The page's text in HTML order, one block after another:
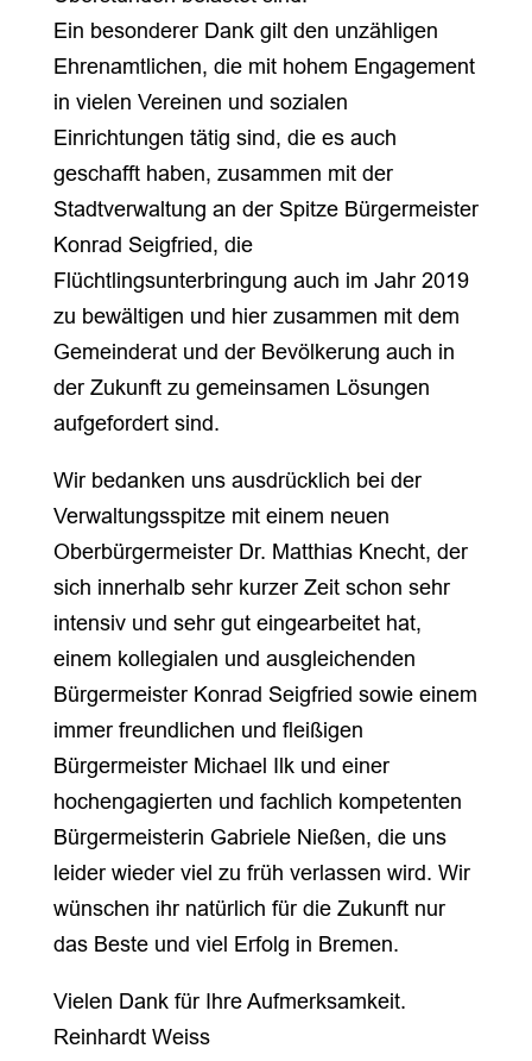
Ein besonderer Dank gilt den unzähligen
Ehrenamtlichen, die mit hohem Engagement
in vielen Vereinen und sozialen
Einrichtungen tätig sind, die es auch
geschafft haben, zusammen mit der
Stadtverwaltung an der Spitze Bürgermeister
Konrad Seigfried, die
Flüchtlingsunterbringung auch im Jahr 2019
zu bewältigen und hier zusammen mit dem
Gemeinderat und der Bevölkerung auch in
der Zukunft zu gemeinsamen Lösungen
aufgefordert sind.
Wir bedanken uns ausdrücklich bei der
Verwaltungsspitze mit einem neuen
Oberbürgermeister Dr. Matthias Knecht, der
sich innerhalb sehr kurzer Zeit schon sehr
intensiv und sehr gut eingearbeitet hat,
einem kollegialen und ausgleichenden
Bürgermeister Konrad Seigfried sowie einem
immer freundlichen und fleißigen
Bürgermeister Michael Ilk und einer
hochengagierten und fachlich kompetenten
Bürgermeisterin Gabriele Nießen, die uns
leider wieder viel zu früh verlassen wird. Wir
wünschen ihr natürlich für die Zukunft nur
das Beste und viel Erfolg in Bremen.
Vielen Dank für Ihre Aufmerksamkeit.
Reinhardt Weiss